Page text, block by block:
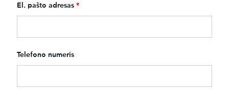
El. pašto adresas *
Telefono numeris